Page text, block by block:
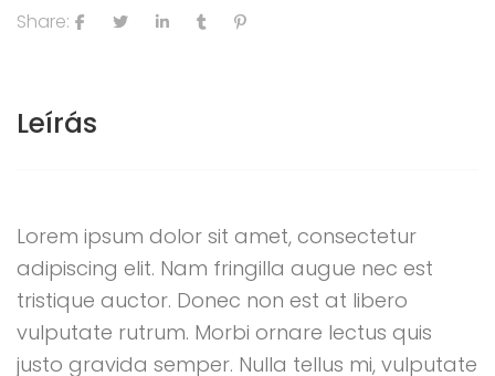
Share:
Leírás
Lorem ipsum dolor sit amet, consectetur
adipiscing elit. Nam fringilla augue nec est
tristique auctor. Donec non est at libero
vulputate rutrum. Morbi ornare lectus quis
justo gravida semper. Nulla tellus mi, vulputate